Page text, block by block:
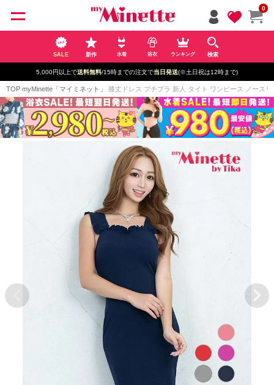
0
SALE 新作 水着 浴衣 ランキング 検索
5,000円以上で送料無料/15時までの注文で当日発送(※土日祝は12時まで)
TOP myMinette「マイミネット」 膝丈ドレス プチプラ 新人 タイト ワンピース ノース
ペー
ジト
ップ